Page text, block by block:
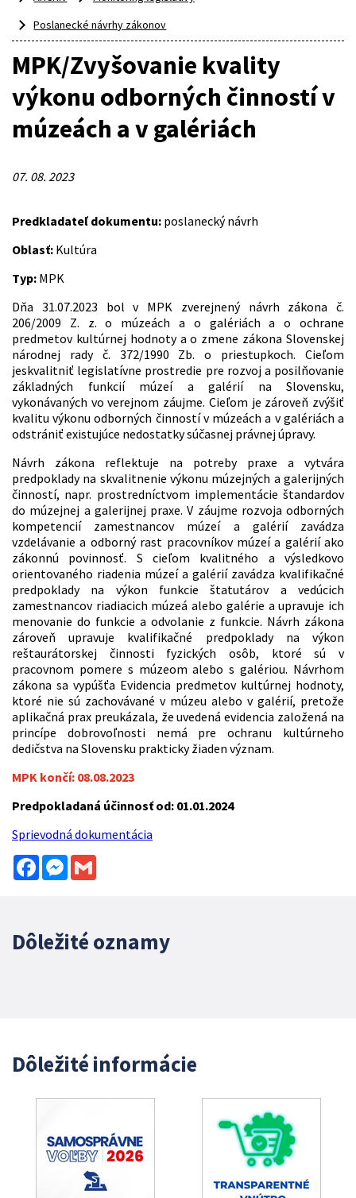
Poslanecké návrhy zákonov
MPK/Zvyšovanie kvality
výkonu odborných činností v
múzeách a v galériách
07. 08. 2023
Predkladateľ dokumentu: poslanecký návrh
Oblasť: Kultúra
Typ: MPK
Dňa 31.07.2023 bol v MPK zverejnený návrh zákona č.
206/2009 Z. z. o múzeách a o galériách a o ochrane
predmetov kultúrnej hodnoty a o zmene zákona Slovenskej
národnej rady č. 372/1990 Zb. o priestupkoch. Cieľom
jeskvalitniť legislatívne prostredie pre rozvoj a posilňovanie
základných funkcií múzeí a galérií na Slovensku,
vykonávaných vo verejnom záujme. Cieľom je zároveň zvýšiť
kvalitu výkonu odborných činností v múzeách a v galériách a
odstrániť existujúce nedostatky súčasnej právnej úpravy.
Návrh zákona reflektuje na potreby praxe a vytvára
predpoklady na skvalitnenie výkonu múzejných a galerijných
činností, napr. prostredníctvom implementácie štandardov
do múzejnej a galerijnej praxe. V záujme rozvoja odborných
kompetencií zamestnancov múzeí a galérií zavádza
vzdelávanie a odborný rast pracovníkov múzeí a galérií ako
zákonnú povinnosť. S cieľom kvalitného a výsledkovo
orientovaného riadenia múzeí a galérií zavádza kvalifikačné
predpoklady na výkon funkcie štatutárov a vedúcich
zamestnancov riadiacich múzeá alebo galérie a upravuje ich
menovanie do funkcie a odvolanie z funkcie. Návrh zákona
zároveň upravuje kvalifikačné predpoklady na výkon
reštaurátorskej činnosti fyzických osôb, ktoré sú v
pracovnom pomere s múzeom alebo s galériou. Návrhom
zákona sa vypúšťa Evidencia predmetov kultúrnej hodnoty,
ktoré nie sú zachovávané v múzeu alebo v galérií, pretože
aplikačná prax preukázala, že uvedená evidencia založená na
princípe dobrovoľnosti nemá pre ochranu kultúrneho
dedičstva na Slovensku prakticky žiaden význam.
MPK končí: 08.08.2023
Predpokladaná účinnosť od: 01.01.2024
Sprievodná dokumentácia
FacebookMessenger
Dôležité oznamy
Dôležité informácie